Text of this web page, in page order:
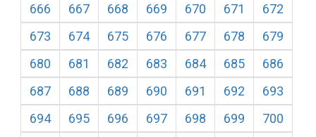
666
667 668 669 670 671
672
673
674 675 676 677 678
679
680
681 682 683 684 685
686
687
688 689 690 691 692
693
694
695 696 697 698 699
700